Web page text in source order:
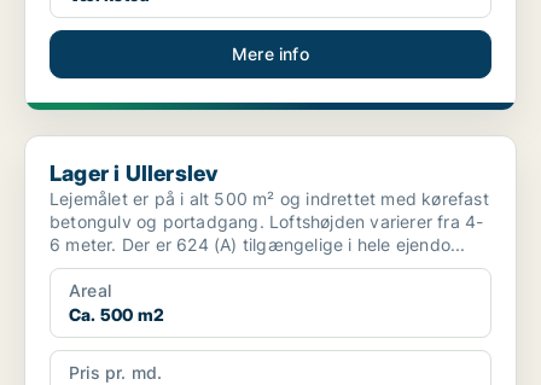
Mere info
Lager i Ullerslev
Lager i Ullerslev
Lejemålet er på i alt 500 m² og indrettet med kørefast
betongulv og portadgang. Loftshøjden varierer fra 4-
6 meter. Der er 624 (A) tilgængelige i hele ejendo...
Areal
Ca. 500 m2
Pris pr. md.